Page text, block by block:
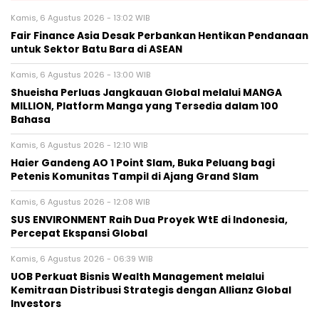
Kamis, 6 Agustus 2026 - 13:02 WIB
Fair Finance Asia Desak Perbankan Hentikan Pendanaan
untuk Sektor Batu Bara di ASEAN
Kamis, 6 Agustus 2026 - 13:00 WIB
Shueisha Perluas Jangkauan Global melalui MANGA
MILLION, Platform Manga yang Tersedia dalam 100
Bahasa
Kamis, 6 Agustus 2026 - 12:10 WIB
Haier Gandeng AO 1 Point Slam, Buka Peluang bagi
Petenis Komunitas Tampil di Ajang Grand Slam
Kamis, 6 Agustus 2026 - 12:08 WIB
SUS ENVIRONMENT Raih Dua Proyek WtE di Indonesia,
Percepat Ekspansi Global
Kamis, 6 Agustus 2026 - 06:39 WIB
UOB Perkuat Bisnis Wealth Management melalui
Kemitraan Distribusi Strategis dengan Allianz Global
Investors